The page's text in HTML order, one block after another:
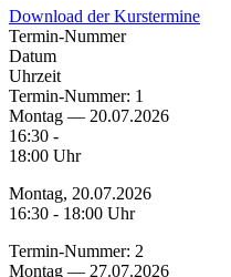
Download der Kurstermine
Termin-Nummer
Datum
Uhrzeit
Termin-Nummer: 1
Montag — 20.07.2026
16:30 -
18:00 Uhr
Montag, 20.07.2026
16:30 - 18:00 Uhr
Termin-Nummer: 2
Montag — 27.07.2026